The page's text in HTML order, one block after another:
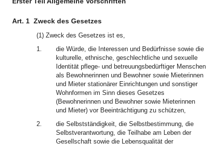
Art. 1 Zweck des Gesetzes
(1) Zweck des Gesetzes ist es,
1.
die Würde, die Interessen und Bedürfnisse sowie die
kulturelle, ethnische, geschlechtliche und sexuelle
Identität pflege- und betreuungsbedürftiger Menschen
als Bewohnerinnen und Bewohner sowie Mieterinnen
und Mieter stationärer Einrichtungen und sonstiger
Wohnformen im Sinn dieses Gesetzes
(Bewohnerinnen und Bewohner sowie Mieterinnen
und Mieter) vor Beeinträchtigung zu schützen,
2.
die Selbstständigkeit, die Selbstbestimmung, die
Selbstverantwortung, die Teilhabe am Leben der
Gesellschaft sowie die Lebensqualität der